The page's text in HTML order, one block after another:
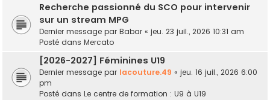
Recherche passionné du SCO pour intervenir
sur un stream MPG
Dernier message par Babar « jeu. 23 juil., 2026 10:31 am
Posté dans Mercato
[2026-2027] Féminines U19
Dernier message par lacouture.49 « jeu. 16 juil., 2026 6:00
pm
Posté dans Le centre de formation : U9 à U19